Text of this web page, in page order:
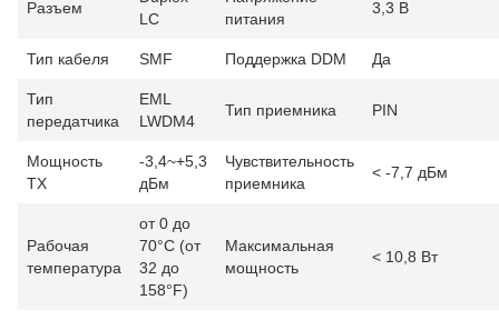
Разъем
LC
питания
3,3 В
Тип кабеля SMF Поддержка DDM Да
Тип
передатчика
EML
LWDM4
Тип приемника PIN
Мощность
TX
-3,4~+5,3
дБм
Чувствительность
приемника
< -7,7 дБм
Рабочая
температура
от 0 до
70°C (от
32 до
158°F)
Максимальная
мощность
< 10,8 Вт